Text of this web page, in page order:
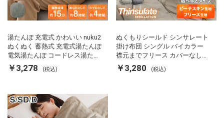
湯たんぽ 充電式 かわいい nuku2
ぬくぬく 蓄熱式 充電式湯たんぽ
電気湯たんぽ コードレス湯たん
ぽ エコ 節電 節約 省エネ 充電式
エコ電気あんか EWT-2143 スリ
￥3,278 (税込)
ぬくもりシールド シンサレート
掛け布団 シングル バイカラー
襟元までフリース カバーなしで
使える 軽い 丸洗い 断熱 保温 抗
菌防臭 洗える 防ダニ 軽量 ホコ
￥3,280 (税込)